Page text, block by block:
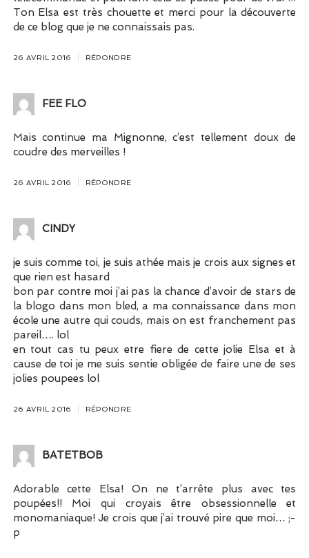
Ton Elsa est très chouette et merci pour la découverte
de ce blog que je ne connaissais pas.
26 AVRIL 2016 RÉPONDRE
FEE FLO
Mais continue ma Mignonne, c’est tellement doux de
coudre des merveilles !
26 AVRIL 2016 RÉPONDRE
CINDY
je suis comme toi, je suis athée mais je crois aux signes et
que rien est hasard
bon par contre moi j’ai pas la chance d’avoir de stars de
la blogo dans mon bled, a ma connaissance dans mon
école une autre qui couds, mais on est franchement pas
pareil…. lol
en tout cas tu peux etre fiere de cette jolie Elsa et à
cause de toi je me suis sentie obligée de faire une de ses
jolies poupees lol
26 AVRIL 2016 RÉPONDRE
BATETBOB
Adorable cette Elsa! On ne t’arrête plus avec tes
poupées!! Moi qui croyais être obsessionnelle et
monomaniaque! Je crois que j’ai trouvé pire que moi… ;-
p